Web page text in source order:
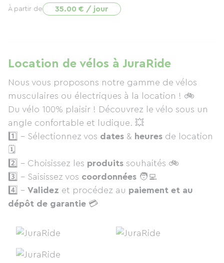
À partir de 35.00 € / jour
Location de vélos à JuraRide
Nous vous proposons notre gamme de vélos
musculaires ou électriques à la location ! 🚲
Du vélo 100% plaisir ! Découvrez le vélo sous un
angle confortable et ludique. 💥
1️⃣ - Sélectionnez vos dates & heures de location
🗓
2️⃣ - Choisissez les produits souhaités 🚲
3️⃣ - Saisissez vos coordonnées 🧑‍💻
4️⃣ - Validez et procédez au paiement et au
dépôt de garantie 💳